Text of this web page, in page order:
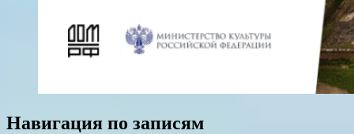
Навигация по записям